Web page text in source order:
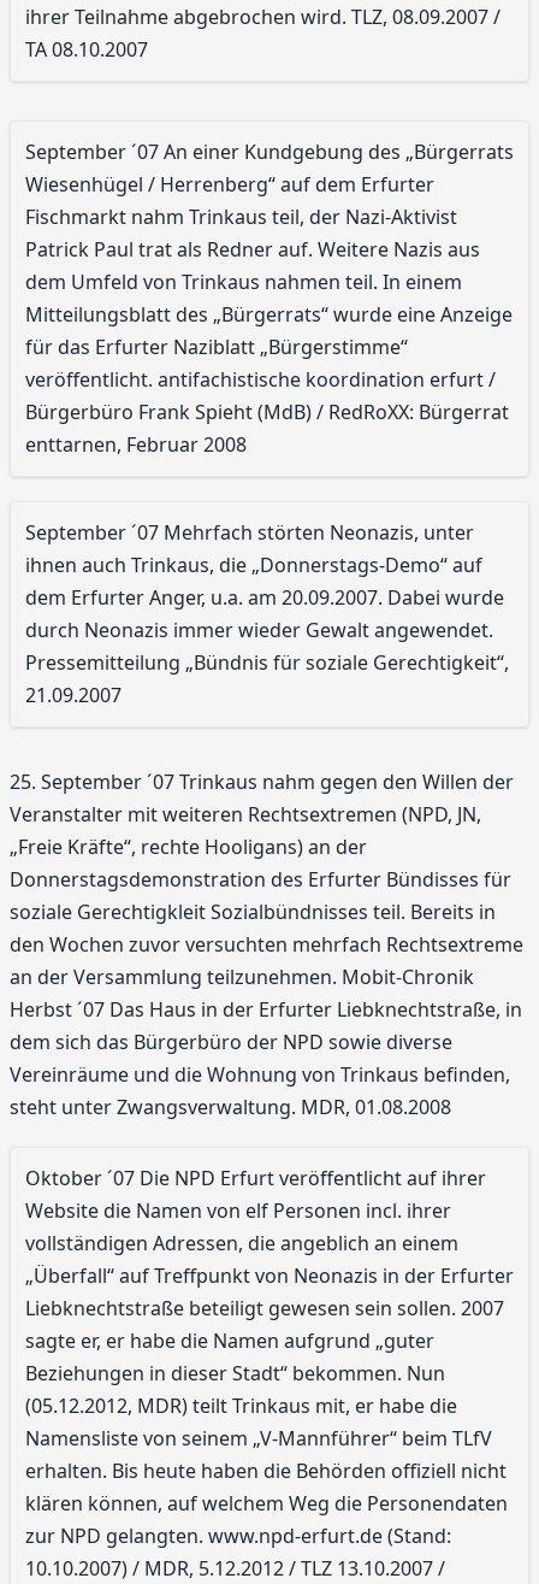
ihrer Teilnahme abgebrochen wird. TLZ, 08.09.2007 /
TA 08.10.2007
September ´07 An einer Kundgebung des „Bürgerrats
Wiesenhügel / Herrenberg“ auf dem Erfurter
Fischmarkt nahm Trinkaus teil, der Nazi-Aktivist
Patrick Paul trat als Redner auf. Weitere Nazis aus
dem Umfeld von Trinkaus nahmen teil. In einem
Mitteilungsblatt des „Bürgerrats“ wurde eine Anzeige
für das Erfurter Naziblatt „Bürgerstimme“
veröffentlicht. antifachistische koordination erfurt /
Bürgerbüro Frank Spieht (MdB) / RedRoXX: Bürgerrat
enttarnen, Februar 2008
September ´07 Mehrfach störten Neonazis, unter
ihnen auch Trinkaus, die „Donnerstags-Demo“ auf
dem Erfurter Anger, u.a. am 20.09.2007. Dabei wurde
durch Neonazis immer wieder Gewalt angewendet.
Pressemitteilung „Bündnis für soziale Gerechtigkeit“,
21.09.2007
25. September ´07 Trinkaus nahm gegen den Willen der
Veranstalter mit weiteren Rechtsextremen (NPD, JN,
„Freie Kräfte“, rechte Hooligans) an der
Donnerstagsdemonstration des Erfurter Bündisses für
soziale Gerechtigkleit Sozialbündnisses teil. Bereits in
den Wochen zuvor versuchten mehrfach Rechtsextreme
an der Versammlung teilzunehmen. Mobit-Chronik
Herbst ´07 Das Haus in der Erfurter Liebknechtstraße, in
dem sich das Bürgerbüro der NPD sowie diverse
Vereinräume und die Wohnung von Trinkaus befinden,
steht unter Zwangsverwaltung. MDR, 01.08.2008
Oktober ´07 Die NPD Erfurt veröffentlicht auf ihrer
Website die Namen von elf Personen incl. ihrer
vollständigen Adressen, die angeblich an einem
„Überfall“ auf Treffpunkt von Neonazis in der Erfurter
Liebknechtstraße beteiligt gewesen sein sollen. 2007
sagte er, er habe die Namen aufgrund „guter
Beziehungen in dieser Stadt“ bekommen. Nun
(05.12.2012, MDR) teilt Trinkaus mit, er habe die
Namensliste von seinem „V-Mannführer“ beim TLfV
erhalten. Bis heute haben die Behörden offiziell nicht
klären können, auf welchem Weg die Personendaten
zur NPD gelangten. www.npd-erfurt.de (Stand:
10.10.2007) / MDR, 5.12.2012 / TLZ 13.10.2007 /